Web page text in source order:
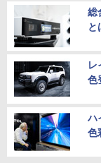
総
と
レ
色
ハ
色